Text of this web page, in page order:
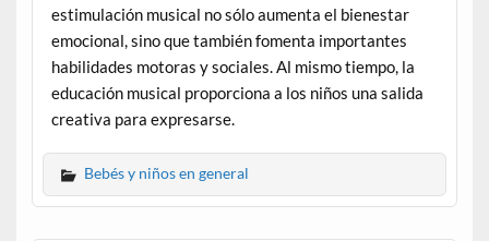
estimulación musical no sólo aumenta el bienestar
emocional, sino que también fomenta importantes
habilidades motoras y sociales. Al mismo tiempo, la
educación musical proporciona a los niños una salida
creativa para expresarse.
Bebés y niños en general